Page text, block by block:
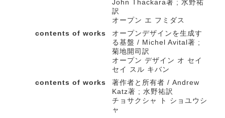
John Thackara著 ; 水野祐
訳
オープン エ フミダス
contents of works
オープンデザインを生成す
る基盤 / Michel Avital著 ;
菊地開司訳
オープン デザイン オ セイ
セイ スル キバン
contents of works
著作者と所有者 / Andrew
Katz著 ; 水野祐訳
チョサクシャ ト ショユウシ
ャ